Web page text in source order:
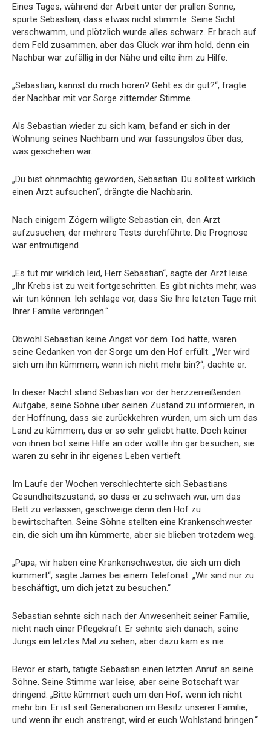
Eines Tages, während der Arbeit unter der prallen Sonne,
spürte Sebastian, dass etwas nicht stimmte. Seine Sicht
verschwamm, und plötzlich wurde alles schwarz. Er brach auf
dem Feld zusammen, aber das Glück war ihm hold, denn ein
Nachbar war zufällig in der Nähe und eilte ihm zu Hilfe.
„Sebastian, kannst du mich hören? Geht es dir gut?“, fragte
der Nachbar mit vor Sorge zitternder Stimme.
Als Sebastian wieder zu sich kam, befand er sich in der
Wohnung seines Nachbarn und war fassungslos über das,
was geschehen war.
„Du bist ohnmächtig geworden, Sebastian. Du solltest wirklich
einen Arzt aufsuchen“, drängte die Nachbarin.
Nach einigem Zögern willigte Sebastian ein, den Arzt
aufzusuchen, der mehrere Tests durchführte. Die Prognose
war entmutigend.
„Es tut mir wirklich leid, Herr Sebastian“, sagte der Arzt leise.
„Ihr Krebs ist zu weit fortgeschritten. Es gibt nichts mehr, was
wir tun können. Ich schlage vor, dass Sie Ihre letzten Tage mit
Ihrer Familie verbringen.“
Obwohl Sebastian keine Angst vor dem Tod hatte, waren
seine Gedanken von der Sorge um den Hof erfüllt. „Wer wird
sich um ihn kümmern, wenn ich nicht mehr bin?“, dachte er.
In dieser Nacht stand Sebastian vor der herzzerreißenden
Aufgabe, seine Söhne über seinen Zustand zu informieren, in
der Hoffnung, dass sie zurückkehren würden, um sich um das
Land zu kümmern, das er so sehr geliebt hatte. Doch keiner
von ihnen bot seine Hilfe an oder wollte ihn gar besuchen; sie
waren zu sehr in ihr eigenes Leben vertieft.
Im Laufe der Wochen verschlechterte sich Sebastians
Gesundheitszustand, so dass er zu schwach war, um das
Bett zu verlassen, geschweige denn den Hof zu
bewirtschaften. Seine Söhne stellten eine Krankenschwester
ein, die sich um ihn kümmerte, aber sie blieben trotzdem weg.
„Papa, wir haben eine Krankenschwester, die sich um dich
kümmert“, sagte James bei einem Telefonat. „Wir sind nur zu
beschäftigt, um dich jetzt zu besuchen.“
Sebastian sehnte sich nach der Anwesenheit seiner Familie,
nicht nach einer Pflegekraft. Er sehnte sich danach, seine
Jungs ein letztes Mal zu sehen, aber dazu kam es nie.
Bevor er starb, tätigte Sebastian einen letzten Anruf an seine
Söhne. Seine Stimme war leise, aber seine Botschaft war
dringend. „Bitte kümmert euch um den Hof, wenn ich nicht
mehr bin. Er ist seit Generationen im Besitz unserer Familie,
und wenn ihr euch anstrengt, wird er euch Wohlstand bringen.“